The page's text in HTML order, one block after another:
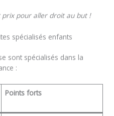
pour aller droit au but !
spécialisés enfants
sont spécialisés dans la
:
Points forts